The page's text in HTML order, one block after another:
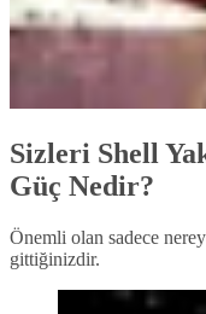
Sizleri Shell
Güç Nedir?
Önemli olan sadece
gittiğinizdir.